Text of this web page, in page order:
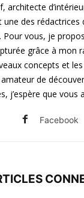
architecte
des rédactrices
Pour vous, je
grâce à mon
concepts et
de
j’espère que vous
Facebook